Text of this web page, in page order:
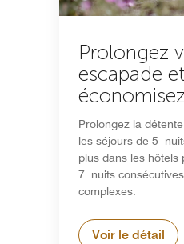
Prolongez
escapade et
économisez
Prolongez la
les séjours de 5
plus dans les hôtels
7 nuits
complexes.
Voir le détail